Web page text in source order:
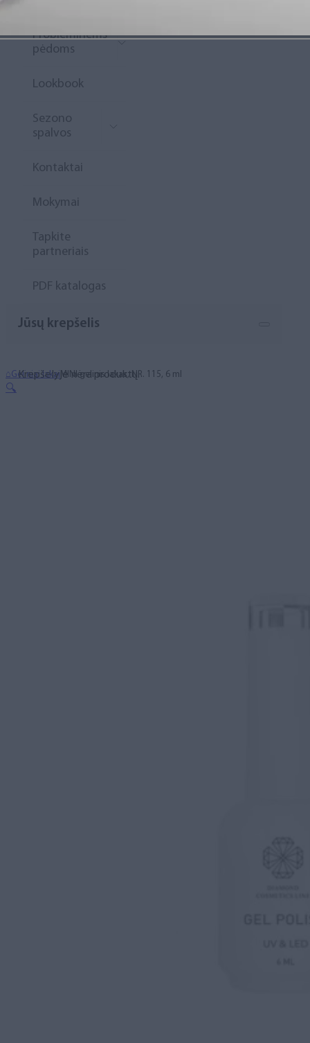
Probleminėms
pėdoms
Lookbook
Sezono
spalvos
Kontaktai
Mokymai
Tapkite
partneriais
PDF katalogas
Jūsų krepšelis
Krepšelyje nėra produktų.
⌂Geliniai lakai MINI gelinis lakas, NR. 115, 6 ml
🔍